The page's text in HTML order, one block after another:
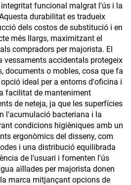
funcional malgrat l'ús i la
durabilitat es tradueix
dels costos de substitució i en
més llargs, maximitzant el
compradors per majorista. El
vessaments accidentals protegeix
documents o mobles, cosa que fa
ideal per a entorns d'oficina i
facilitat de manteniment
de neteja, ja que les superfícies
l'acumulació bacteriana i la
condicions higièniques amb un
ergonòmics del disseny, com
i una distribució equilibrada
de l'usuari i fomenten l'ús
aïllades per majorista donen
marca mitjançant opcions de